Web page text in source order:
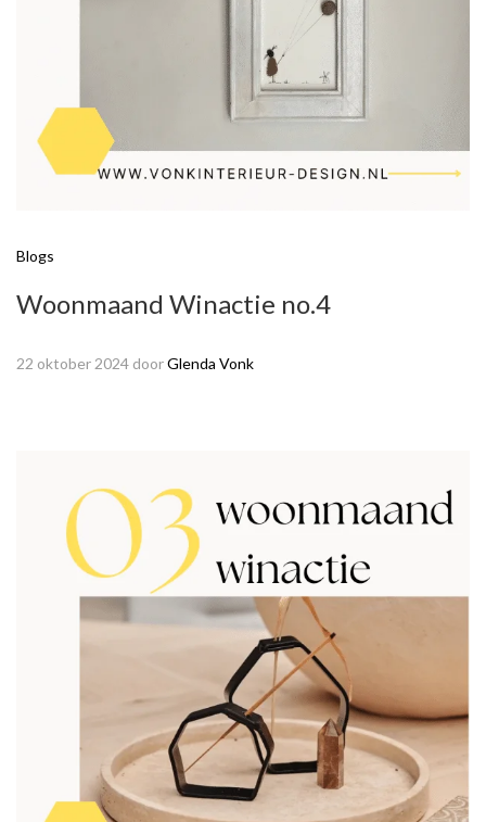
Blogs
Woonmaand Winactie no.4
22 oktober 2024 doorGlenda Vonk